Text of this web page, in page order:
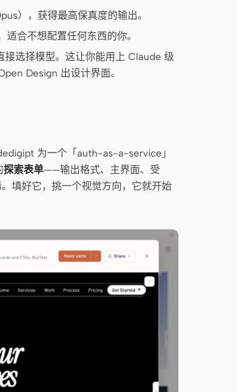
），获得最高保真度的输出。
合不想配置任何东西的你。
选择模型。这让你能用上 Claude 级
Design 出设计界面。
为一个「auth-as-a-service」
探索表单——输出格式、主界面、受
填好它，挑一个视觉方向，它就开始